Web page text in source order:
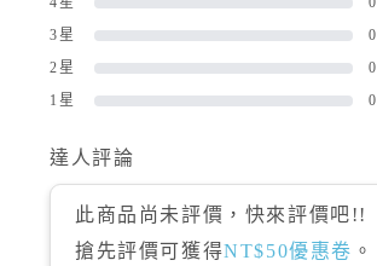
3星
0
2星
0
1星
0
達人評論
此商品尚未評價，快來評價吧!!
搶先評價可獲得NT$50優惠卷 。